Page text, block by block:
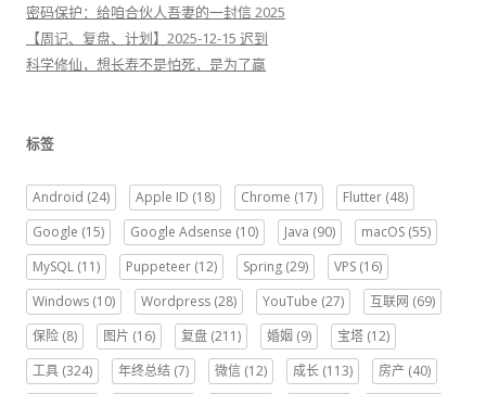
密码保护：给咱合伙人吾妻的一封信 2025
【周记、复盘、计划】2025-12-15 迟到
科学修仙，想长寿不是怕死，是为了赢
标签
Android (24) Apple ID (18) Chrome (17) Flutter (48)
Google (15) Google Adsense (10) Java (90) macOS (55)
MySQL (11) Puppeteer (12) Spring (29) VPS (16)
Windows (10) Wordpress (28) YouTube (27) 互联网 (69)
保险 (8) 图片 (16) 复盘 (211) 婚姻 (9) 宝塔 (12)
工具 (324) 年终总结 (7) 微信 (12) 成长 (113) 房产 (40)